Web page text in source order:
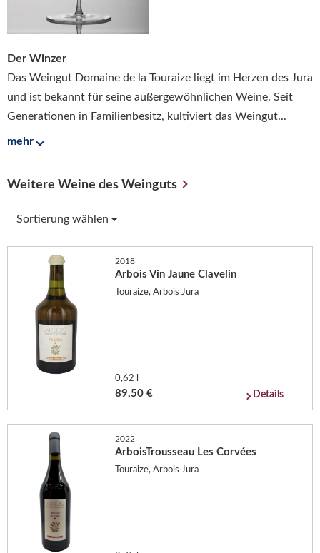
Der Winzer
Das Weingut Domaine de la Touraize liegt im Herzen des Jura
und ist bekannt für seine außergewöhnlichen Weine. Seit
Generationen in Familienbesitz, kultiviert das Weingut...
mehr
Weitere Weine des Weinguts
Sortierung wählen
2018
Arbois Vin Jaune Clavelin
Touraize, Arbois Jura
0,62 l
89,50 € Details
2022
ArboisTrousseau Les Corvées
Touraize, Arbois Jura